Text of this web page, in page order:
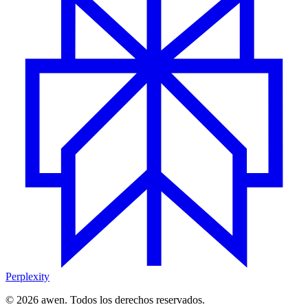
Perplexity
© 2026 awen. Todos los derechos reservados.